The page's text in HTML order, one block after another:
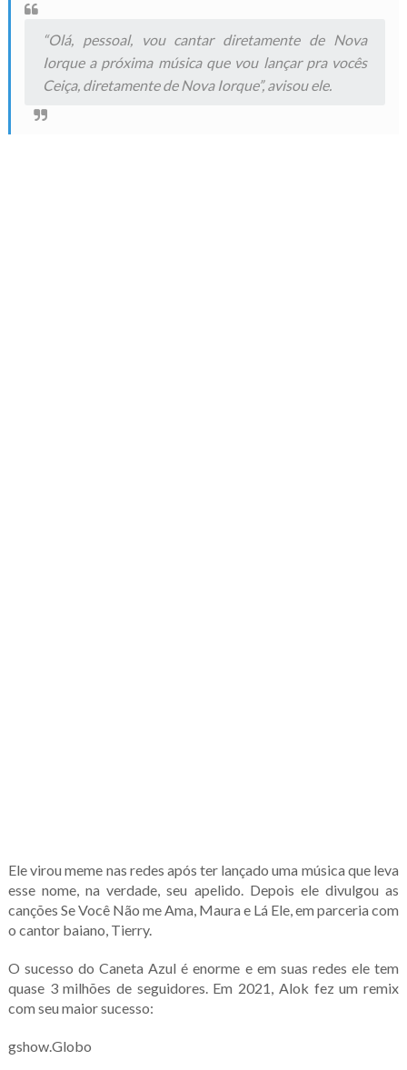
“Olá, pessoal, vou cantar diretamente de Nova
Iorque a próxima música que vou lançar pra vocês
Ceiça, diretamente de Nova Iorque”, avisou ele.
Ele virou meme nas redes após ter lançado uma música que leva
esse nome, na verdade, seu apelido. Depois ele divulgou as
canções Se Você Não me Ama, Maura e Lá Ele, em parceria com
o cantor baiano, Tierry.
O sucesso do Caneta Azul é enorme e em suas redes ele tem
quase 3 milhões de seguidores. Em 2021, Alok fez um remix
com seu maior sucesso:
gshow.Globo